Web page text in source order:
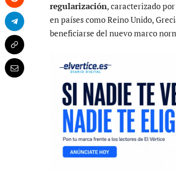
regularización, caracterizado
en países como Reino Unido,
beneficiarse del nuevo marco